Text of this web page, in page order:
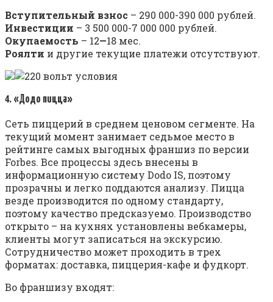
Вступительный взнос – 290 000-390 000 рублей.
Инвестиции – 3 500 000-7 000 000 рублей.
Окупаемость – 12—18 мес.
Роялти и другие текущие платежи отсутствуют.
4. «Додо пицца»
Сеть пиццерий в среднем ценовом сегменте. На
текущий момент занимает седьмое место в
рейтинге самых выгодных франшиз по версии
Forbes. Все процессы здесь внесены в
информационную систему Dodo IS, поэтому
прозрачны и легко поддаются анализу. Пицца
везде производится по одному стандарту,
поэтому качество предсказуемо. Производство
открыто – на кухнях установлены вебкамеры,
клиенты могут записаться на экскурсию.
Сотрудничество может проходить в трех
форматах: доставка, пиццерия-кафе и фудкорт.
Во франшизу входят: